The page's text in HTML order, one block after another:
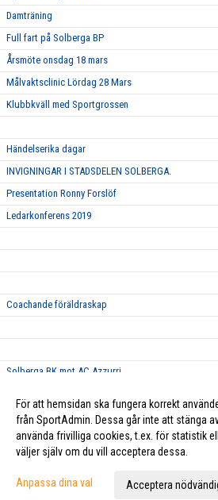
Damträning
Full fart på Solberga BP
Årsmöte onsdag 18 mars
Målvaktsclinic Lördag 28 Mars
Klubbkväll med Sportgrossen
Händelserika dagar
INVIGNINGAR I STADSDELEN SOLBERGA.
Presentation Ronny Forslöf
Ledarkonferens 2019
Coachande föräldraskap
Solberga BK mot AC Azzurri
orange.. kanske de var våra fans?
För att hemsidan ska fungera korrekt
från SportAdmin. Dessa går inte att stänga
använda frivilliga cookies, t.ex. för statistik
väljer själv om du vill acceptera dessa.
Anpassa dina val Acceptera